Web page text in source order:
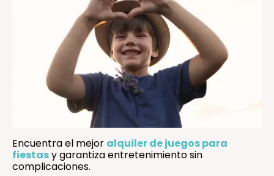
Encuentra el mejor alquiler de juegos para
fiestasy garantiza entretenimiento sin
complicaciones.